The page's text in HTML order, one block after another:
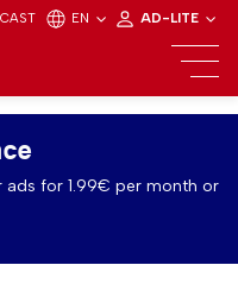
EN AD-LITE
ads for 1.99€ per month or